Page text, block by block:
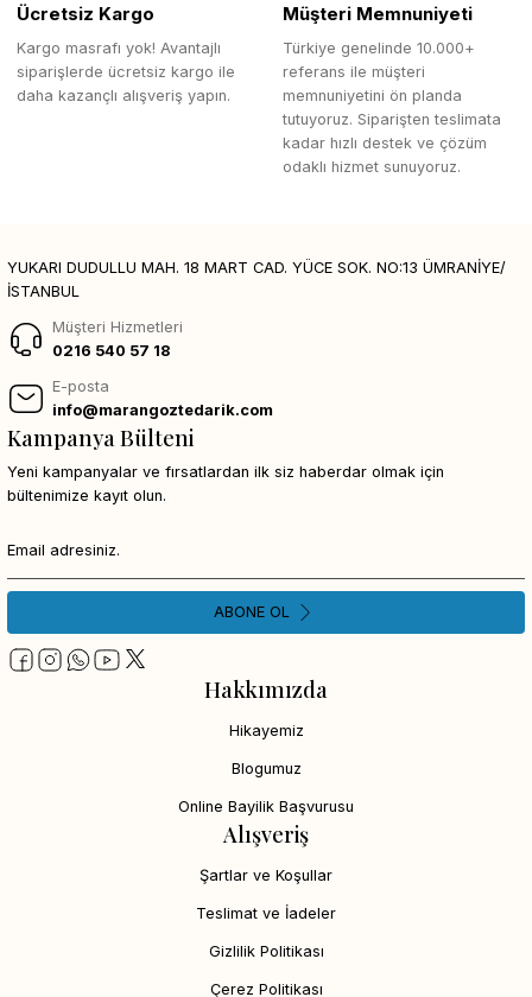
Ücretsiz Kargo
Kargo masrafı yok! Avantajlı
siparişlerde ücretsiz kargo ile
daha kazançlı alışveriş yapın.
Müşteri Memnuniyeti
Türkiye genelinde 10.000+
referans ile müşteri
memnuniyetini ön planda
tutuyoruz. Siparişten teslimata
kadar hızlı destek ve çözüm
odaklı hizmet sunuyoruz.
YUKARI DUDULLU MAH. 18 MART CAD. YÜCE SOK. NO:13 ÜMRANİYE/
İSTANBUL
Müşteri Hizmetleri
0216 540 57 18
E-posta
info@marangoztedarik.com
Hakkımızda
Hikayemiz
Blogumuz
Online Bayilik Başvurusu
Alışveriş
Şartlar ve Koşullar
Teslimat ve İadeler
Gizlilik Politikası
Çerez Politikası
Kampanya Bülteni
Yeni kampanyalar ve fırsatlardan ilk siz haberdar olmak için
bültenimize kayıt olun.
ABONE OL